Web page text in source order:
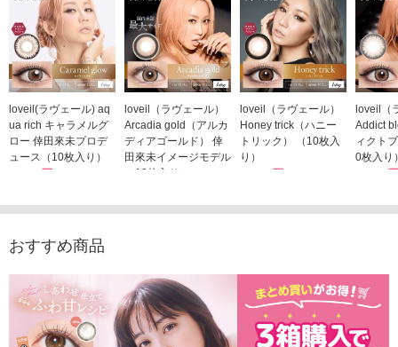
loveil(ラヴェール) aq
ua rich キャラメルグ
ロー 倖田來未プロデ
ュース（10枚入り）
1,760円
loveil（ラヴェール）
Arcadia gold（アルカ
ディアゴールド） 倖
田來未イメージモデル
（10枚入り）
loveil（ラヴェール）
Honey trick（ハニー
トリック） （10枚入
り）
1,760円
loveil（
Addict
ィクト
0枚入り
1,760
おすすめ商品